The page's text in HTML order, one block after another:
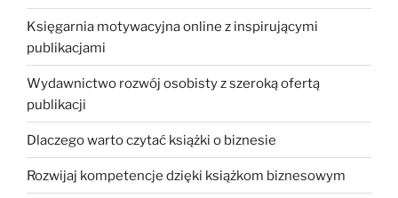
Księgarnia motywacyjna online z inspirującymi
publikacjami
Wydawnictwo rozwój osobisty z szeroką ofertą
publikacji
Dlaczego warto czytać książki o biznesie
Rozwijaj kompetencje dzięki książkom biznesowym